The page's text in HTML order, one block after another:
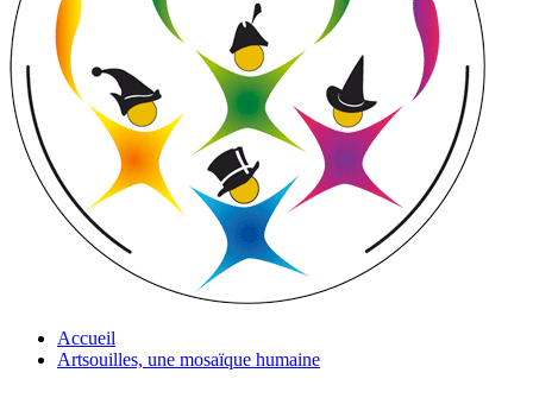
Accueil
Artsouilles, une mosaïque humaine